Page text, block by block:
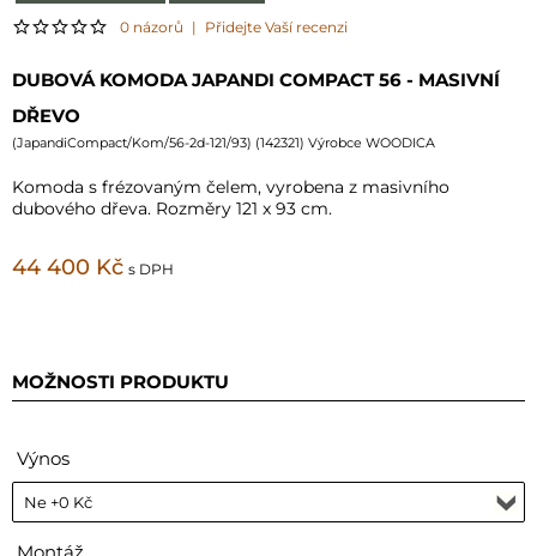
0 názorů | Přidejte Vaší recenzi
DUBOVÁ KOMODA JAPANDI COMPACT 56 - MASIVNÍ
DŘEVO
(JapandiCompact/Kom/56-2d-121/93) (142321) Výrobce WOODICA
Komoda s frézovaným čelem, vyrobena z masivního
dubového dřeva. Rozměry 121 x 93 cm.
44 400 Kč s DPH
MOŽNOSTI PRODUKTU
Výnos